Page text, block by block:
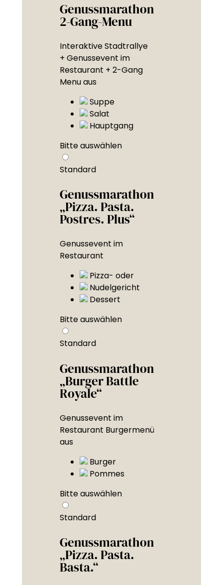
Genussmarathon
2-Gang-Menu
Interaktive Stadtrallye
+ Genussevent im
Restaurant + 2-Gang
Menu aus
Suppe
Salat
Hauptgang
Bitte auswählen
Standard
Genussmarathon
„Pizza. Pasta.
Postres. Plus“
Genussevent im
Restaurant
Pizza- oder
Nudelgericht
Dessert
Bitte auswählen
Standard
Genussmarathon
„Burger Battle
Royale“
Genussevent im
Restaurant Burgermenü
aus
Burger
Pommes
Bitte auswählen
Standard
Genussmarathon
„Pizza. Pasta.
Basta.“